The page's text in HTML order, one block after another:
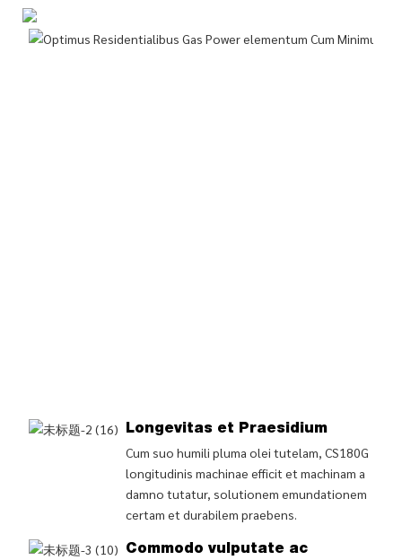
Longevitas et Praesidium
Cum suo humili pluma olei tutelam, CS180G
longitudinis machinae efficit et machinam a
damno tutatur, solutionem emundationem
certam et durabilem praebens.
Commodo vulputate ac